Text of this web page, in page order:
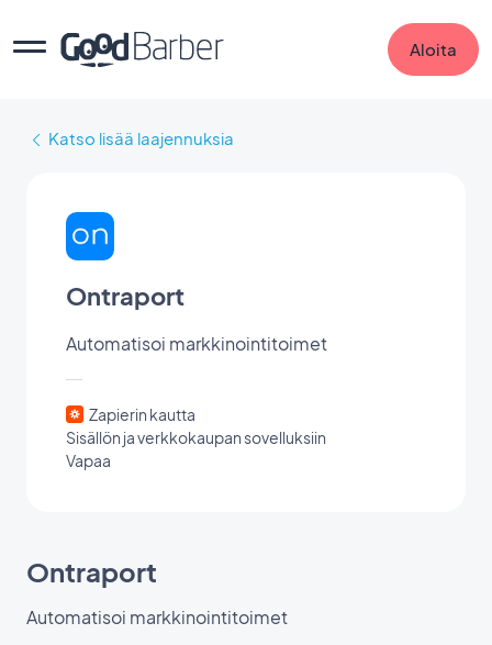
Aloita
Katso lisää laajennuksia
Ontraport
Automatisoi markkinointitoimet
Zapierin kautta
Sisällön ja verkkokaupan sovelluksiin
Vapaa
Ontraport
Automatisoi markkinointitoimet